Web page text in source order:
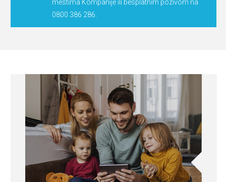
mestima Kompanije ili besplatnim pozivom na
0800 386 286.